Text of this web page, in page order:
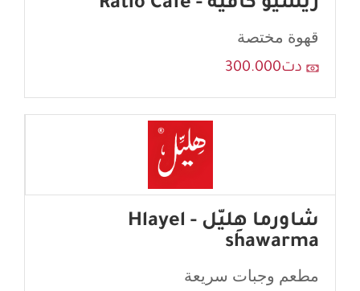
قهوة مختصة
دت300.000
شاورما هِليّل - Hlayel
shawarma
مطعم وجبات سريعة